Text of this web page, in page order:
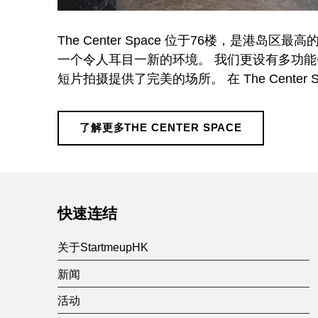
a
c
e
The Center Space 位于76楼，是港岛区最高
一个令人耳目一新的环境。 我们更设有多功
短片拍摄提供了完美的场所。 在 The Center
了解更多THE CENTER SPACE
Skip back to main navigation
快速连结
关于StartmeupHK
新闻
活动